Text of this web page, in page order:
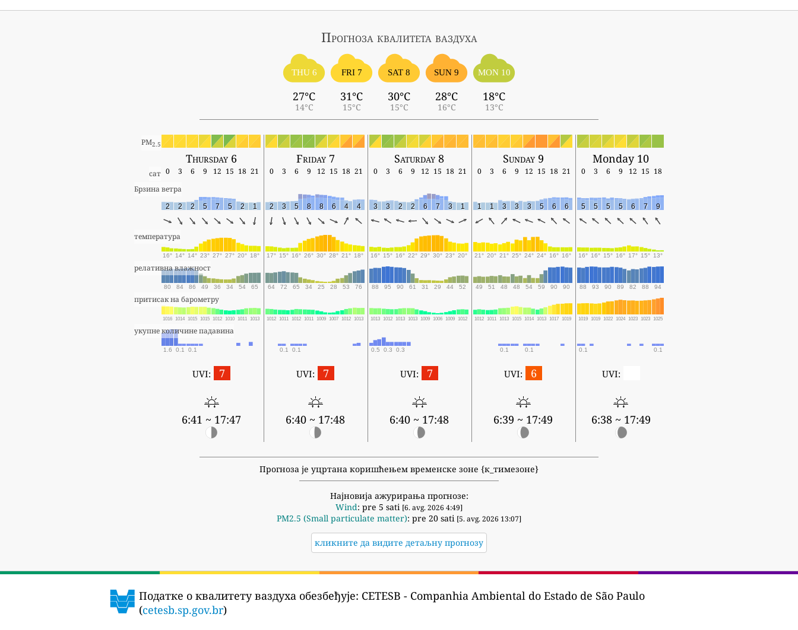
Прогноза квалитета ваздуха
THU 6
27°C
14°C
FRI 7
31°C
15°C
SAT 8
30°C
15°C
SUN 9
28°C
16°C
MON 10
18°C
13°C
PM2.5
Thursday 6 Friday 7 Saturday 8 Sunday 9 Monday 10
сат 0 3 6 9 12 15 18 21 0 3 6 9 12 15 18 21 0 3 6 9 12 15 18 21 0 3 6 9 12 15 18 21 0 3 6 9 12 15 18
Брзина ветра
2 2 2 5 7 5 2 1 2 3 5 8 8 6 4 4 3 3 2 2 6 7 3 1 1 1 3 3 3 5 6 6 5 5 5 5 6 7 9
температура
16° 14° 14° 23° 27° 27° 20° 18° 17° 15° 16° 26° 30° 28° 21° 18° 16° 15° 16° 22° 29° 30° 23° 20° 21° 20° 21° 25° 24° 24° 16° 16° 16° 16° 15° 16° 17° 15° 13°
релативна влажност
80 84 86 49 36 34 54 65 64 72 65 34 25 28 53 76 88 95 90 61 31 29 44 52 49 51 48 48 54 59 90 90 88 93 90 89 82 88 94
притисак на барометру
1016 1014 1015 1015 1012 1010 1011 1013 1012 1011 1012 1011 1009 1007 1012 1013 1013 1012 1013 1013 1009 1006 1009 1012 1012 1011 1013 1015 1014 1013 1017 1019 1019 1019 1022 1024 1023 1023 1025
укупне количине падавина
1.6 0.1 0.1 0.1 0.1 0.5 0.3 0.3 0.1 0.1 0.1 0.1
UVI: 7
6:41 ~ 17:47
UVI: 7
6:40 ~ 17:48
UVI: 7
6:40 ~ 17:48
UVI: 6
6:39 ~ 17:49
UVI:
6:38 ~ 17:49
Прогноза је уцртана коришћењем временске зоне {к_тимезоне}
Најновија ажурирања прогнозе:
Wind: pre 5 sati [6. avg. 2026 4:49]
PM2.5 (Small particulate matter): pre 20 sati [5. avg. 2026 13:07]
кликните да видите детаљну прогнозу
Податке о квалитету ваздуха обезбеђује: CETESB - Companhia Ambiental do Estado de São Paulo
(cetesb.sp.gov.br)